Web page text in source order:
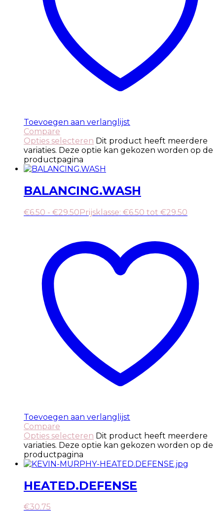
Toevoegen aan verlanglijst
Compare
Opties selecteren Dit product heeft meerdere
variaties. Deze optie kan gekozen worden op de
productpagina
BALANCING.WASH
€6.50 - €29.50Prijsklasse: €6.50 tot €29.50
Toevoegen aan verlanglijst
Compare
Opties selecteren Dit product heeft meerdere
variaties. Deze optie kan gekozen worden op de
productpagina
HEATED.DEFENSE
€30.75